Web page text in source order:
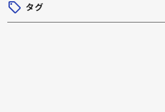
タグ